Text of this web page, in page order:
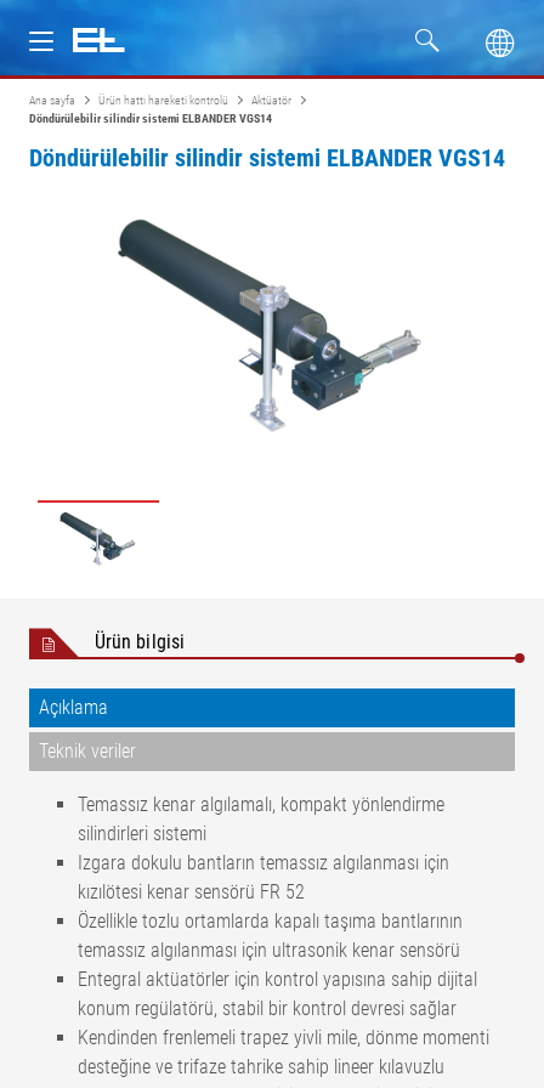
Ürünler
Ana sayfa Ürün hattı hareketi kontrolü
Aktüatör
Döndürülebilir silindir sistemi ELBANDER VGS14
Döndürülebilir silindir sistemi ELBANDER VGS14
Ürün bilgisi
Açıklama
Teknik veriler
Temassız kenar algılamalı, kompakt yönlendirme
silindirleri sistemi
Izgara dokulu bantların temassız algılanması için
kızılötesi kenar sensörü FR 52
Özellikle tozlu ortamlarda kapalı taşıma bantlarının
temassız algılanması için ultrasonik kenar sensörü
Entegral aktüatörler için kontrol yapısına sahip dijital
konum regülatörü, stabil bir kontrol devresi sağlar
Kendinden frenlemeli trapez yivli mile, dönme momenti
desteğine ve trifaze tahrike sahip lineer kılavuzlu